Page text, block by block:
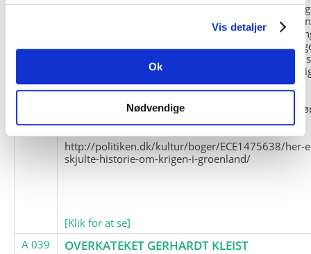
Vis detaljer
Ok
Nødvendige
og Marius Jensen som medlem. Marius Jensens
befinder sig i Militärhistorisches Museum i Dresden
(Tyskland). Kopierne af Friedrich Littmanns
klausuleret iht. aftalen med giveren og Franz
Kontakt venligst Arktisk Instituts ledelse i
brugen af materialet til studie- og
formål.
Nedenunder findes et link til en presseartikel
historien om Nordøstgrønlands Slædepatrulje:
http://politiken.dk/kultur/boger/ECE1475638/her-
skjulte-historie-om-krigen-i-groenland/
[Klik for at se]
A 039
OVERKATEKET GERHARDT KLEIST